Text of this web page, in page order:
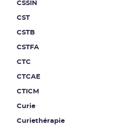
CSSIN
CST
CSTB
CSTFA
CTC
CTCAE
CTICM
Curie
Curiethérapie